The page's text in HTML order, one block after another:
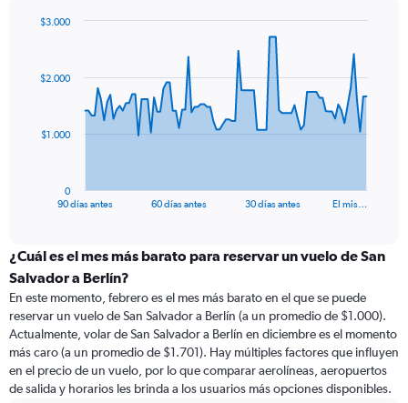
data
The
categories.
Range:
categories.
The
chart
has
1
Y
90 días antes 60 días antes 30 días antes El mis…
0
$1.000
$2.000
$3.000
¿Cuál es el mes más barato para reservar un vuelo de San
Salvador a Berlín?
En este momento, febrero es el mes más barato en el que se puede
reservar un vuelo de San Salvador a Berlín (a un promedio de $1.000).
Actualmente, volar de San Salvador a Berlín en diciembre es el momento
más caro (a un promedio de $1.701). Hay múltiples factores que influyen
en el precio de un vuelo, por lo que comparar aerolíneas, aeropuertos
de salida y horarios les brinda a los usuarios más opciones disponibles.